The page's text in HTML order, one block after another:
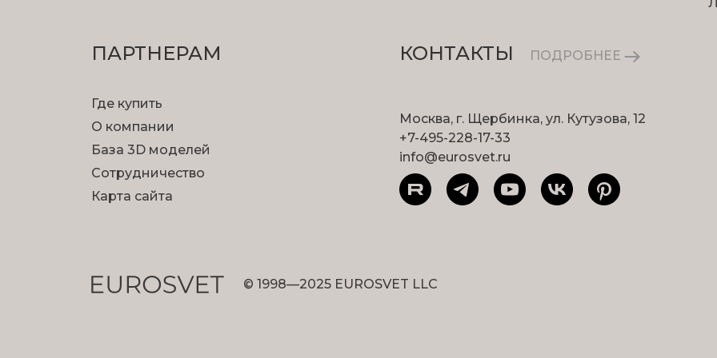
ПАРТНЕРАМ
Где купить
О компании
База 3D моделей
Сотрудничество
Карта сайта
КОНТАКТЫ ПОДРОБНЕЕ
Москва, г. Щербинка, ул. Кутузова, 12
+7-495-228-17-33
info@eurosvet.ru
© 1998—2025 EUROSVET LLC